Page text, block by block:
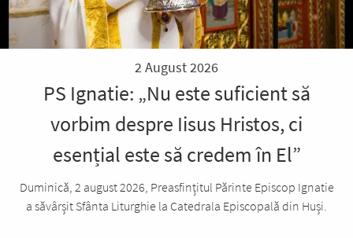
2 August 2026
PS Ignatie: „Nu este suficient să
vorbim despre Iisus Hristos, ci
esențial este să credem în El”
Duminică, 2 august 2026, Preasfințitul Părinte Episcop Ignatie
a săvârșit Sfânta Liturghie la Catedrala Episcopală din Huși.